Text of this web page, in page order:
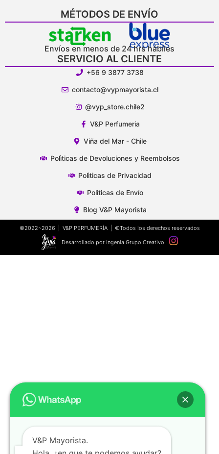
MÉTODOS DE ENVÍO
Envíos en menos de 24 hrs hábiles
SERVICIO AL CLIENTE
+56 9 3877 3738
contacto@vypmayorista.cl
@vyp_store.chile2
V&P Perfumeria
Viña del Mar - Chile
Polìticas de Devoluciones y Reembolsos
Polìticas de Privacidad
Polìticas de Envío
Blog V&P Mayorista
©2022~2026 | V&P PERFUMERÍA | ©Todos los derechos reservados
Desarrollado por Ingenia Grupo Creativo
V&P Mayorista.